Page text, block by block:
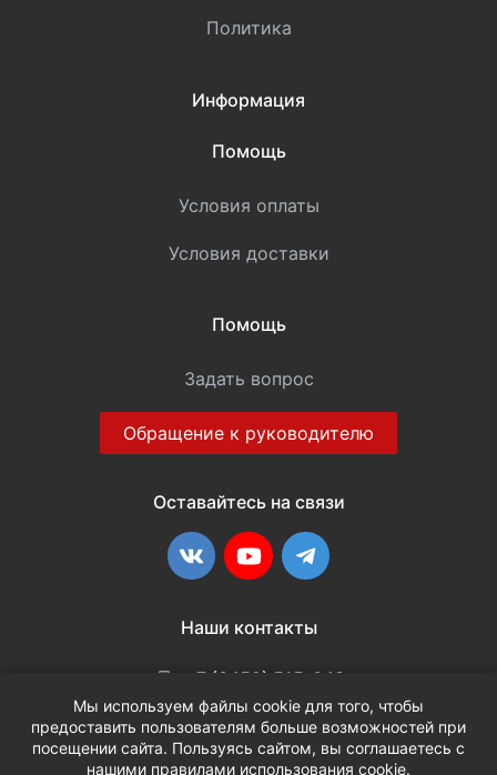
Мы используем файлы cookie для того, чтобы
предоставить пользователям больше возможностей при
посещении сайта. Пользуясь сайтом, вы соглашаетесь с
нашими правилами использования cookie.
Политика
Информация
Помощь
Условия оплаты
Условия доставки
Помощь
Задать вопрос
Обращение к руководителю
Оставайтесь на связи
ВКонтакте
YouTubeTelegram
Наши контакты
+7 (3452) 515-048
info@terria.ru